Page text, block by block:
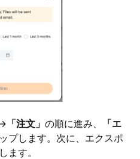
「注文」 の順に進み、
「エ
プします。次に、エクスポ
ます。